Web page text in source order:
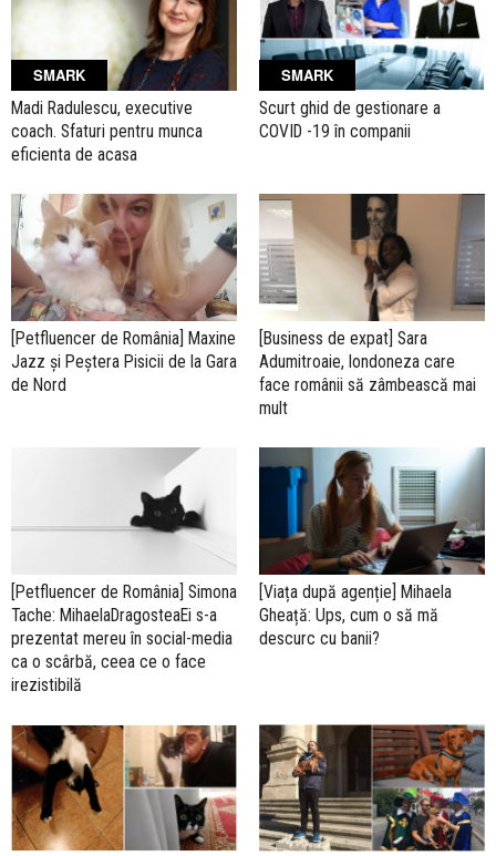
SMARK
Madi Radulescu, executive
coach. Sfaturi pentru munca
eficienta de acasa
SMARK
Scurt ghid de gestionare a
COVID -19 în companii
[Petfluencer de România] Maxine
Jazz și Peștera Pisicii de la Gara
de Nord
[Business de expat] Sara
Adumitroaie, londoneza care
face românii să zâmbească mai
mult
[Petfluencer de România] Simona
Tache: MihaelaDragosteaEi s-a
prezentat mereu în social-media
ca o scârbă, ceea ce o face
irezistibilă
[Viața după agenție] Mihaela
Gheață: Ups, cum o să mă
descurc cu banii?